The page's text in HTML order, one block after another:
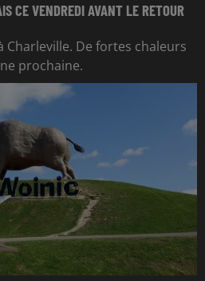
CE VENDREDI AVANT LE RETOUR
Charleville. De fortes chaleurs
prochaine.